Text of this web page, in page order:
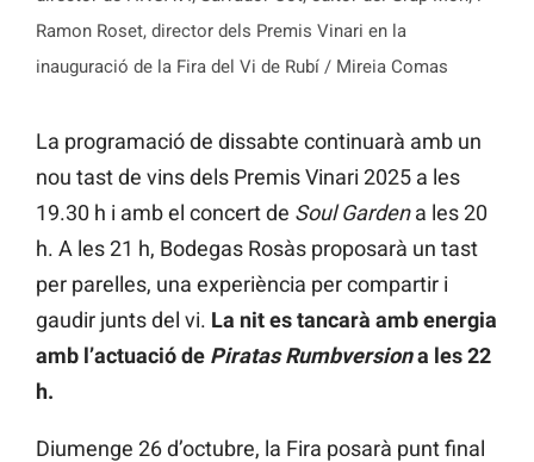
Ramon Roset, director dels Premis Vinari en la
inauguració de la Fira del Vi de Rubí / Mireia Comas
La programació de dissabte continuarà amb un
nou tast de vins dels Premis Vinari 2025 a les
19.30 h i amb el concert de Soul Gardena les 20
h. A les 21 h, Bodegas Rosàs proposarà un tast
per parelles, una experiència per compartir i
gaudir junts del vi. La nit es tancarà amb energia
amb l’actuació de Piratas Rumbversiona les 22
h.
Diumenge 26 d’octubre, la Fira posarà punt final